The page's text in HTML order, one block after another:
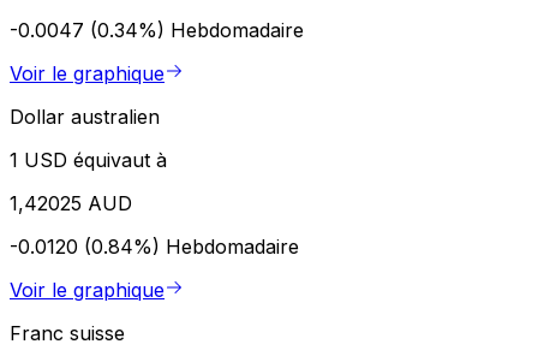
-0.0047 (0.34%) Hebdomadaire
Voir le graphique
Dollar australien
1 USD équivaut à
1,42025 AUD
-0.0120 (0.84%) Hebdomadaire
Voir le graphique
Franc suisse